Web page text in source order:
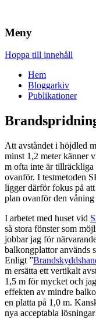
Wuz
Meny
Hoppa till innehåll
Hem
Bloggarkiv
Publikationer
Att avståndet i höjdled
minst 1,2 meter känner
m ofta inte är
ovanför. I testmetoden
ligger därför fokus på
plan ovanför den våning
I arbetet med huset vid
så stora fönster som
jobbar jag för
balkongplattor används
Enligt ”
m ersätta ett vertikalt
1,5 m för mycket och
effekten av mindre
en platta på 1,0 m.
nya acceptabla